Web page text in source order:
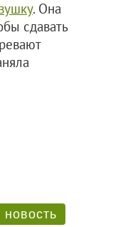
. Она
сдавать